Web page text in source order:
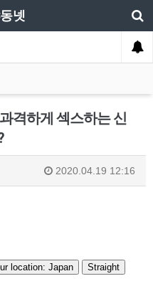
넷
격하게 섹스하는 신
2020.04.19 12:16